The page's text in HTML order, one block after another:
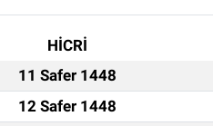
HİCRİ
11 Safer 1448
12 Safer 1448